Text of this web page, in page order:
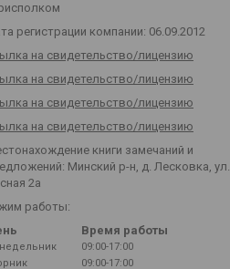
регистрации компании: 06.09.2012
на свидетельство/лицензию
на свидетельство/лицензию
на свидетельство/лицензию
на свидетельство/лицензию
книги замечаний и
Минский р-н, д. Лесковка, ул.
2а
работы:
Время работы
09:00-17:00
09:00-17:00